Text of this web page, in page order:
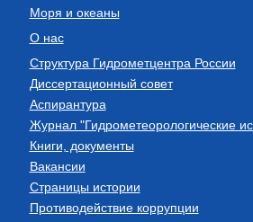
Моря и океаны
О нас
Структура Гидрометцентра России
Диссертационный совет
Аспирантура
Журнал "Гидрометеорологические
Книги, документы
Вакансии
Страницы истории
Противодействие коррупции